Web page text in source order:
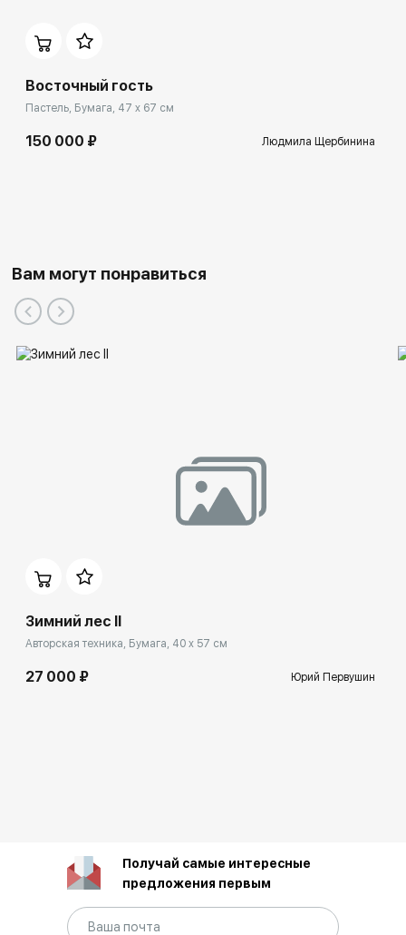
Восточный гость
Пастель, Бумага, 47 x 67 см
150 000 ₽ Людмила Щербинина
Вам могут понравиться
Зимний лес II
Авторская техника, Бумага, 40 x 57 см
27 000 ₽ Юрий Первушин
Получай самые интересные
предложения первым